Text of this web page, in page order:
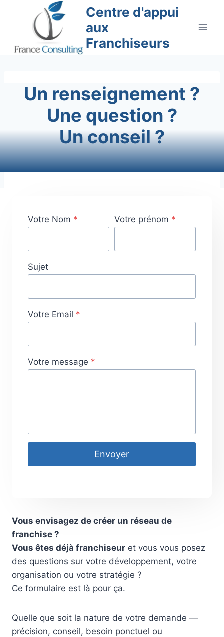
Centre d'appui
aux
Franchiseurs
Un renseignement ?
Une question ?
Un conseil ?
Votre Nom * Votre prénom *
Sujet
Votre Email *
Votre message *
Envoyer
Vous envisagez de créer un réseau de
franchise ?
Vous êtes déjà franchiseur et vous vous posez
des questions sur votre développement, votre
organisation ou votre stratégie ?
Ce formulaire est là pour ça.
Quelle que soit la nature de votre demande —
précision, conseil, besoin ponctuel ou